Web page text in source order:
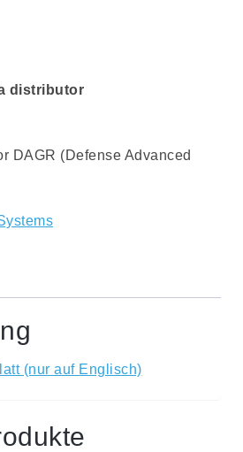
distributor
DAGR (Defense Advanced
(nur auf Englisch)